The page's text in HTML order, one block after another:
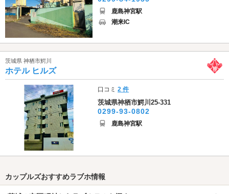
鹿島神宮駅
潮来IC
茨城県 神栖市鰐川
ホテル ヒルズ
口コミ2 件
茨城県神栖市鰐川25-331
0299-93-0802
鹿島神宮駅
カップルズおすすめラブホ情報